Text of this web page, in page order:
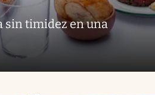
sin timidez en una